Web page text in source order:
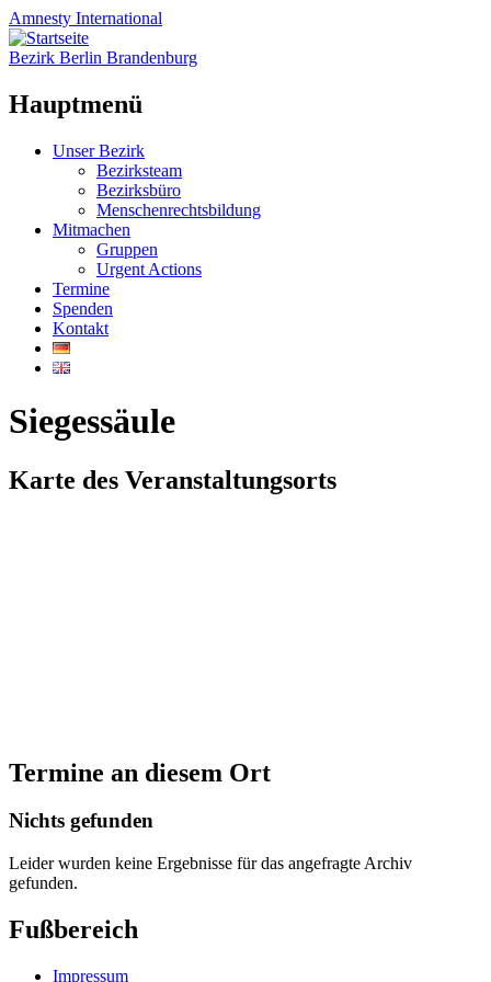
Amnesty International
Bezirk Berlin Brandenburg
Hauptmenü
Zum
Unser Bezirk
Bezirksteam
Bezirksbüro
Menschenrechtsbildung
Mitmachen
Gruppen
Urgent Actions
Termine
Spenden
Kontakt
Siegessäule
Karte des Veranstaltungsorts
Termine an diesem Ort
Nichts gefunden
Leider wurden keine Ergebnisse für das angefragte Archiv
gefunden.
Fußbereich
Impressum